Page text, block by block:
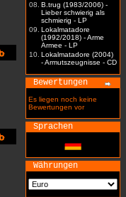
08. B.trug (1983/2006) -
Lieber schwierig als
schmierig - LP
09. Lokalmatadore
(1992/2018) - Arme
Armee - LP
10. Lokalmatadore (2004)
- Armutszeugnisse - CD
Bewertungen
Es liegen noch keine
Bewertungen vor
Sprachen
Währungen